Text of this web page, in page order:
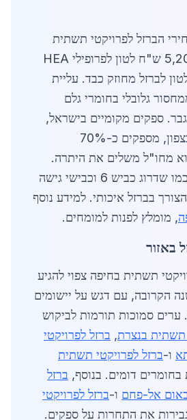
הברזל לפרויקטי תשתית
בחיפה נעים בין 5,200 ש"ח לטון לפרופילי HEA
ש"ח לטון לברזל מחוזק כבד. עליית
גלובלי בחומרי גלם
ספקים מקומיים בישראל,
כגון מפעלי פלדה בצפון, מספקים כ-70%
מחו"ל משלים את היתרה.
בחיפה, פרויקטים כמו שדרוג כביש 6 וכבישי גישה
בברזל איכותי. למידע נוסף
, מומלץ לפנות למומחים.
באזור
תשתית בחיפה צפוי להגיע
טון בשנה הקרובה, עם דגש על יישומים
סמוכות תורמות לביקוש
תשתית בנצרת, ברזל לפרויקטי
ו-ברזל לפרויקטי תשתית
דומים. בנוסף, ברזל
אל-פחם ו-ברזל לפרויקטי
את התחרות על ספקים.